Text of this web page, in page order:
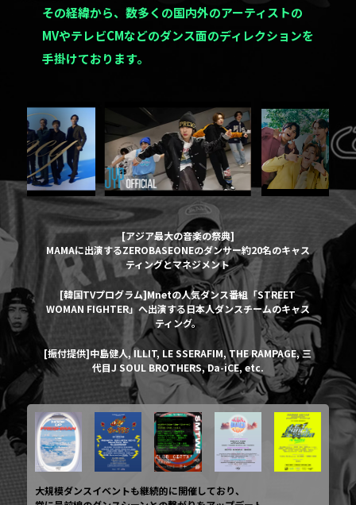
その経緯から、数多くの国内外のアーティストの
MVやテレビCMなどのダンス面のディレクションを
手掛けております。
[アジア最大の音楽の祭典]
MAMAに出演するZEROBASEONEのダンサー約20名のキャス
ティングとマネジメント
[韓国TVプログラム]Mnetの人気ダンス番組「STREET
WOMAN FIGHTER」へ出演する日本人ダンスチームのキャス
ティング。
[振付提供]中島健人, ILLIT, LE SSERAFIM, THE RAMPAGE, 三
代目J SOUL BROTHERS, Da-iCE, etc.
大規模ダンスイベントも継続的に開催しており、